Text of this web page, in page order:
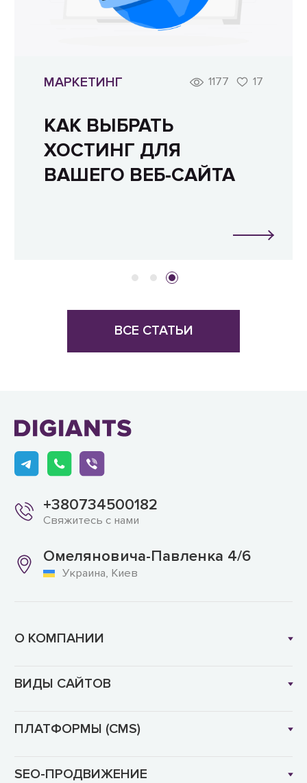
МАРКЕТИНГ 1177 17
КАК ВЫБРАТЬ
ХОСТИНГ ДЛЯ
ВАШЕГО ВЕБ-САЙТА
ВСЕ СТАТЬИ
+380734500182
Свяжитесь с нами
Омеляновича-Павленка 4/6
Украина, Киев
О КОМПАНИИ
ВИДЫ САЙТОВ
ПЛАТФОРМЫ (CMS)
SEO-ПРОДВИЖЕНИЕ